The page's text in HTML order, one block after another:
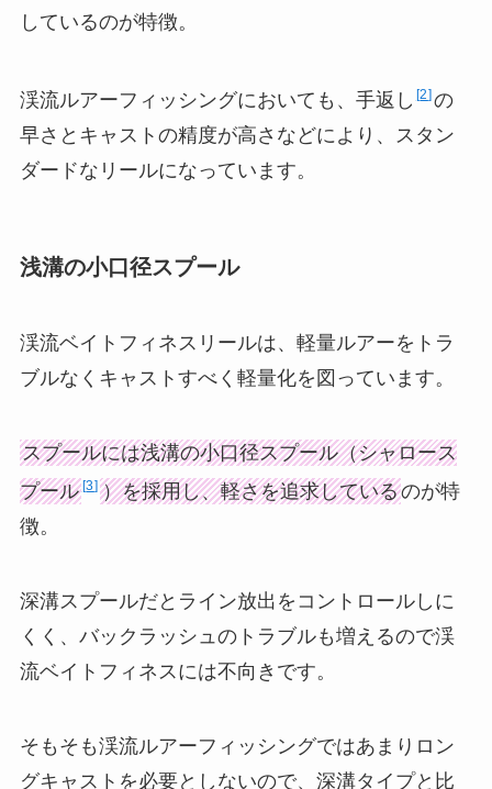
しているのが特徴。
渓流ルアーフィッシングにおいても、手返し 2 の
早さとキャストの精度が高さなどにより、スタン
ダードなリールになっています。
浅溝の小口径スプール
渓流ベイトフィネスリールは、軽量ルアーをトラ
ブルなくキャストすべく軽量化を図っています。
スプールには浅溝の小口径スプール（シャロース
プール 3 ）を採用し、軽さを追求しているのが特
徴。
深溝スプールだとライン放出をコントロールしに
くく、バックラッシュのトラブルも増えるので渓
流ベイトフィネスには不向きです。
そもそも渓流ルアーフィッシングではあまりロン
グキャストを必要としないので、深溝タイプと比